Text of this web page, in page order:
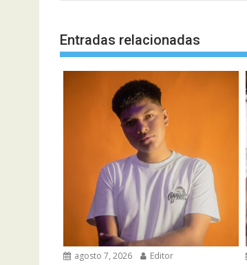
Entradas relacionadas
agosto 7, 2026 Editor